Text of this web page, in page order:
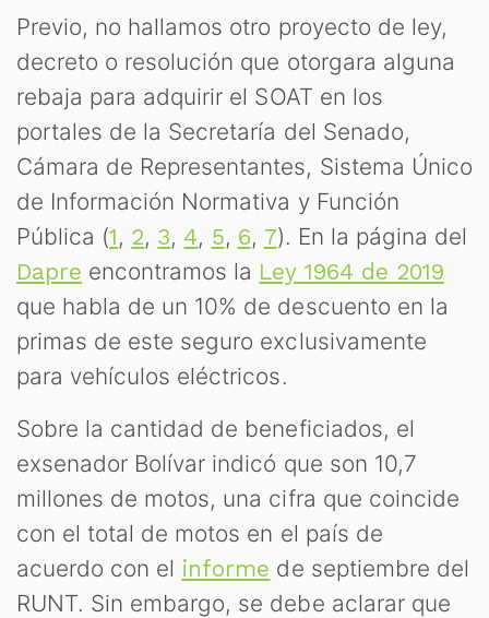
Previo, no hallamos otro proyecto de ley,
decreto o resolución que otorgara alguna
rebaja para adquirir el SOAT en los
portales de la Secretaría del Senado,
Cámara de Representantes, Sistema Único
de Información Normativa y Función
Pública (1, 2, 3, 4, 5, 6, 7). En la página del
Dapre encontramos la Ley 1964 de 2019
que habla de un 10% de descuento en la
primas de este seguro exclusivamente
para vehículos eléctricos.
Sobre la cantidad de beneficiados, el
exsenador Bolívar indicó que son 10,7
millones de motos, una cifra que coincide
con el total de motos en el país de
acuerdo con el informe de septiembre del
RUNT. Sin embargo, se debe aclarar que